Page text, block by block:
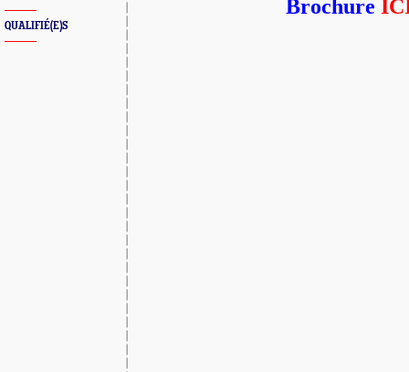
QUALIFIÉ(E)S
Brochure